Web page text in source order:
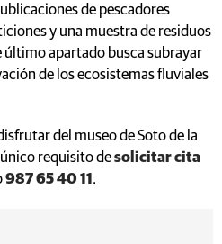
de pescadores
y una muestra de residuos
último apartado busca subrayar
de los ecosistemas fluviales
del museo de Soto de la
requisito desolicitar cita
987 65 40 11 .